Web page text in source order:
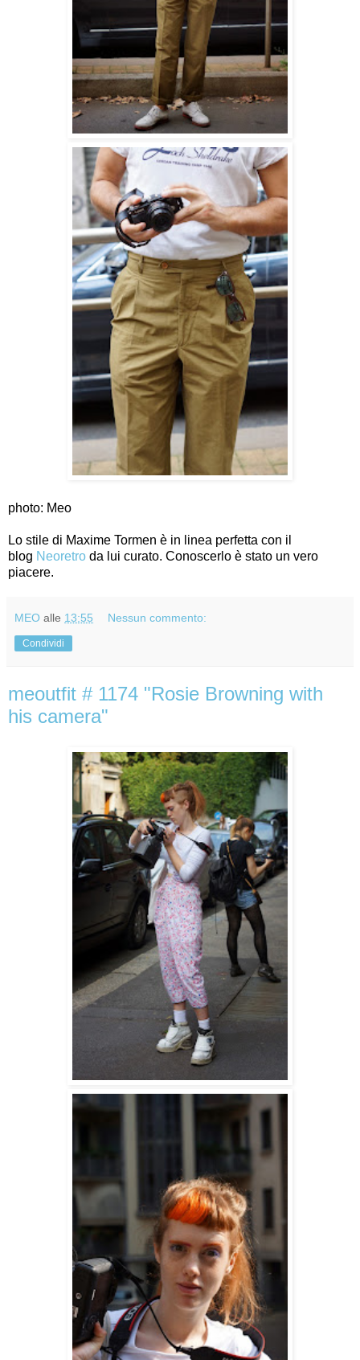
photo: Meo
Lo stile di Maxime Tormen è in linea perfetta con il
blog Neoretro da lui curato. Conoscerlo è stato un vero
piacere.
MEO alle 13:55 Nessun commento:
Condividi
meoutfit # 1174 "Rosie Browning with
his camera"